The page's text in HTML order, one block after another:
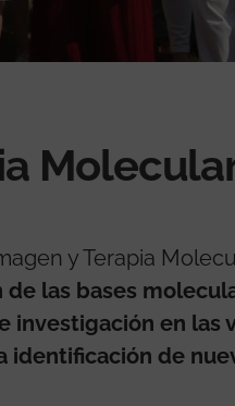
y Terapia
las bases
investigación en las
identificación de